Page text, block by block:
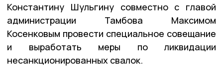
Константину Шульгину совместно с главой
администрации Тамбова Максимом
Косенковым провести специальное совещание
и выработать меры по ликвидации
несанкционированных свалок.